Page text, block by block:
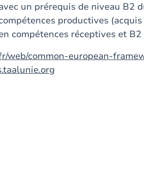
un prérequis de niveau B2
productives
compétences réceptives et
web/common-european-